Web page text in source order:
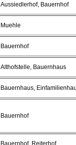
Aussiedlerhof, Bauernhof
Muehle
Bauernhof
Althofstelle, Bauernhaus
Bauernhaus,
Bauernhof
Bauernhof, Reiterhof